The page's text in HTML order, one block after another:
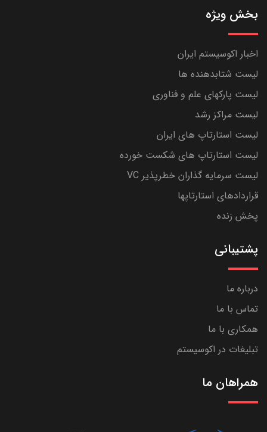
بخش ویژه
اخبار اکوسیستم ایران
لیست شتابدهنده ها
لیست پارکهای علم و فناوری
لیست مراکز رشد
لیست استارتاپ های ایران
لیست استارتاپ های شکست خورده
لیست سرمایه گذاران خطرپذیر VC
قراردادهای استارتاپها
پخش زنده
پشتیبانی
درباره ما
تماس با ما
همکاری با ما
تبلیغات در اکوسیستم
همراهان ما